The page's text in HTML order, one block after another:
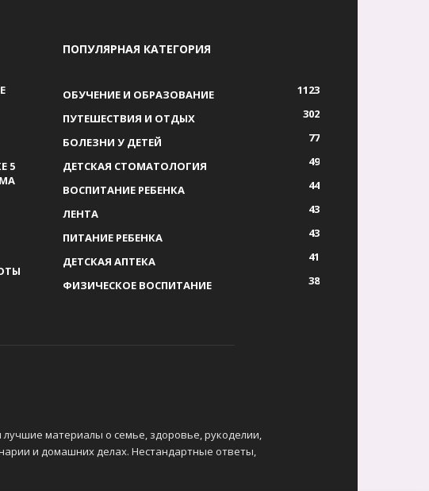
5
ПОПУЛЯРНАЯ КАТЕГОРИЯ
ОБУЧЕНИЕ И ОБРАЗОВАНИЕ
1123
ПУТЕШЕСТВИЯ И ОТДЫХ
302
БОЛЕЗНИ У ДЕТЕЙ
77
ДЕТСКАЯ СТОМАТОЛОГИЯ
49
ВОСПИТАНИЕ РЕБЕНКА
44
ЛЕНТА
43
ПИТАНИЕ РЕБЕНКА
43
ДЕТСКАЯ АПТЕКА
41
ФИЗИЧЕСКОЕ ВОСПИТАНИЕ
38
лучшие материалы о семье, здоровье, рукоделии,
и домашних делах. Нестандартные ответы,